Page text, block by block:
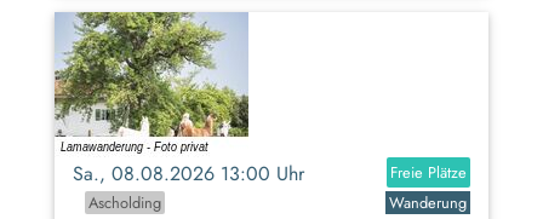
Sa., 08.08.2026 13:00 Uhr
Freie Plätze
Ascholding
Wanderung